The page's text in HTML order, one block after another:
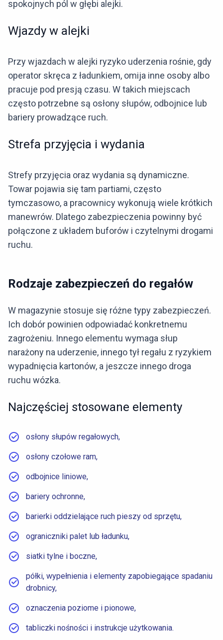
spokojnych pól w głębi alejki.
Wjazdy w alejki
Przy wjazdach w alejki ryzyko uderzenia rośnie, gdy
operator skręca z ładunkiem, omija inne osoby albo
pracuje pod presją czasu. W takich miejscach
często potrzebne są osłony słupów, odbojnice lub
bariery prowadzące ruch.
Strefa przyjęcia i wydania
Strefy przyjęcia oraz wydania są dynamiczne.
Towar pojawia się tam partiami, często
tymczasowo, a pracownicy wykonują wiele krótkich
manewrów. Dlatego zabezpieczenia powinny być
połączone z układem buforów i czytelnymi drogami
ruchu.
Rodzaje zabezpieczeń do regałów
W magazynie stosuje się różne typy zabezpieczeń.
Ich dobór powinien odpowiadać konkretnemu
zagrożeniu. Innego elementu wymaga słup
narażony na uderzenie, innego tył regału z ryzykiem
wypadnięcia kartonów, a jeszcze innego droga
ruchu wózka.
Najczęściej stosowane elementy
osłony słupów regałowych,
osłony czołowe ram,
odbojnice liniowe,
bariery ochronne,
barierki oddzielające ruch pieszy od sprzętu,
ograniczniki palet lub ładunku,
siatki tylne i boczne,
półki, wypełnienia i elementy zapobiegające spadaniu
drobnicy,
oznaczenia poziome i pionowe,
tabliczki nośności i instrukcje użytkowania.